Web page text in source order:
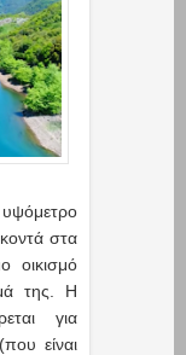
στα
οικισμό
της. Η
για
είναι